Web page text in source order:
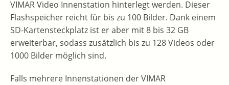
VIMAR Video Innenstation hinterlegt werden. Dieser
Flashspeicher reicht für bis zu 100 Bilder. Dank einem
SD-Kartensteckplatz ist er aber mit 8 bis 32 GB
erweiterbar, sodass zusätzlich bis zu 128 Videos oder
1000 Bilder möglich sind.
Falls mehrere Innenstationen der VIMAR